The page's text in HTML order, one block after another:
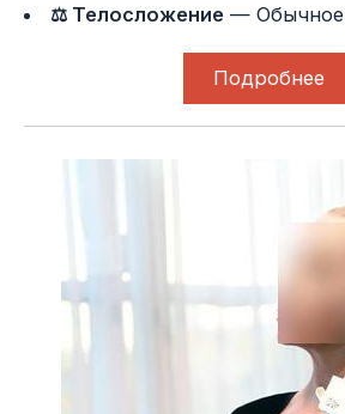
⚖ Телосложение — Обычное
Подробнее